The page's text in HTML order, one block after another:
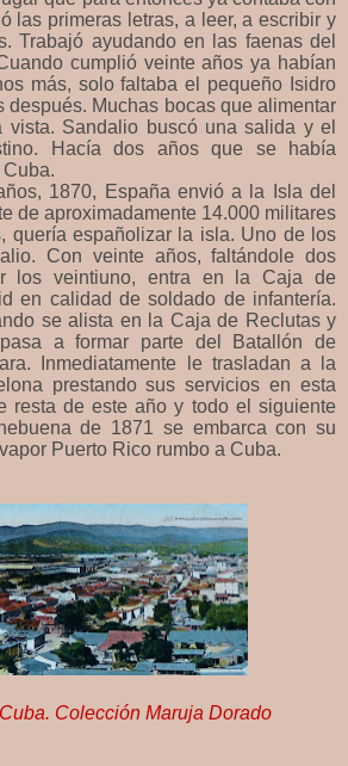
las primeras letras, a leer, a escribir y
Trabajó ayudando en las faenas del
cumplió veinte años ya habían
más, solo faltaba el pequeño Isidro
después. Muchas bocas que alimentar
Sandalio buscó una salida y el
Hacía dos años que se había
España envió a la Isla del
de aproximadamente 14.000 militares
quería españolizar la isla. Uno de los
Con veinte años, faltándole dos
los veintiuno, entra en la Caja de
en calidad de soldado de infantería.
se alista en la Caja de Reclutas y
a formar parte del Batallón de
Inmediatamente le trasladan a la
prestando sus servicios en esta
resta de este año y todo el siguiente
de 1871 se embarca con su
Puerto Rico rumbo a Cuba.
Colección Maruja Dorado